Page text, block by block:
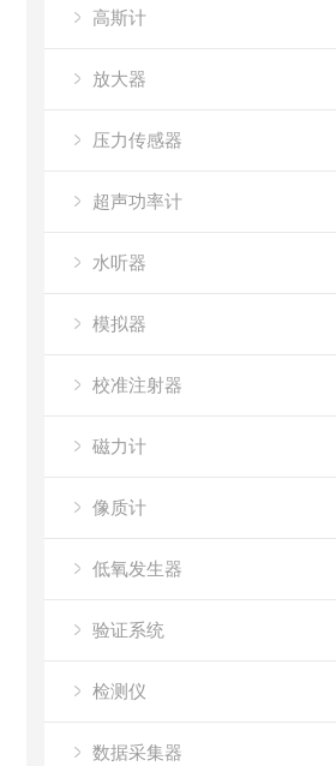
高斯计
放大器
压力传感器
超声功率计
水听器
模拟器
校准注射器
磁力计
像质计
低氧发生器
验证系统
检测仪
数据采集器